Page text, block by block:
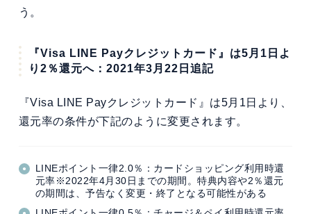
う。
『Visa LINE Payクレジットカード』は5月1日よ
り2％還元へ：2021年3月22日追記
『Visa LINE Payクレジットカード』は5月1日より、
還元率の条件が下記のように変更されます。
LINEポイント一律2.0％：カードショッピング利用時還
元率※2022年4月30日までの期間。特典内容や2％還元
の期間は、予告なく変更・終了となる可能性がある